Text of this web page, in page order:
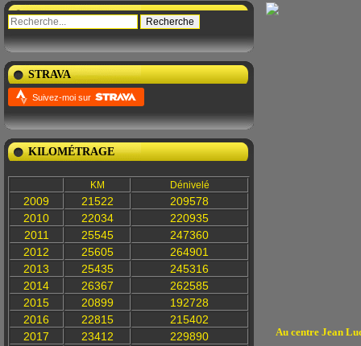
STRAVA
Suivez-moi sur
KILOMÉTRAGE
KM Dénivelé
2009 21522
209578
2010
22034
220935
2011
25545
247360
2012
25605
264901
2013
25435
245316
2014
26367
262585
2015
20899
192728
2016
22815
215402
2017
23412
229890
Au centre Jean